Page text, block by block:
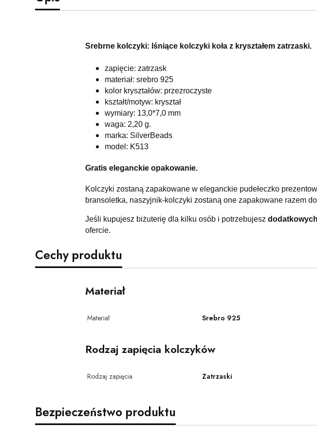
Srebrne kolczyki: lśniące kolczyki koła z kryształem zatrzaski.
zapięcie: zatrzask
materiał: srebro 925
kolor kryształów: przezroczyste
kształt/motyw: kryształ
wymiary: 13,0*7,0 mm
waga: 2,20 g.
marka: SilverBeads
model: K513
Gratis eleganckie opakowanie.
Kolczyki zostaną zapakowane w eleganckie pudełeczko
bransoletka, naszyjnik-kolczyki zostaną one zapakowane razem
Jeśli kupujesz biżuterię dla kilku osób i potrzebujesz
ofercie.
Cechy produktu
Materiał
Materiał Srebro 925
Rodzaj zapięcia kolczyków
Rodzaj zapięcia Zatrzaski
Bezpieczeństwo produktu